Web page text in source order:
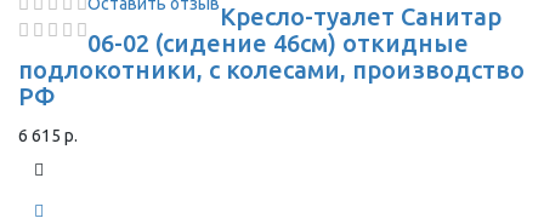
Кресло-туалет Санитар
06-02 (сидение 46см) откидные
подлокотники, с колесами, производство
РФ
6 615 р.